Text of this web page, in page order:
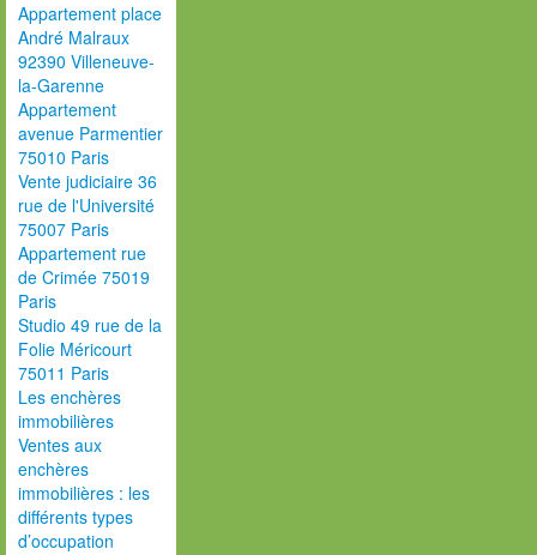
Appartement place
André Malraux
92390 Villeneuve-
la-Garenne
Appartement
avenue Parmentier
75010 Paris
Vente judiciaire 36
rue de l'Université
75007 Paris
Appartement rue
de Crimée 75019
Paris
Studio 49 rue de la
Folie Méricourt
75011 Paris
Les enchères
immobilières
Ventes aux
enchères
immobilières : les
différents types
d’occupation